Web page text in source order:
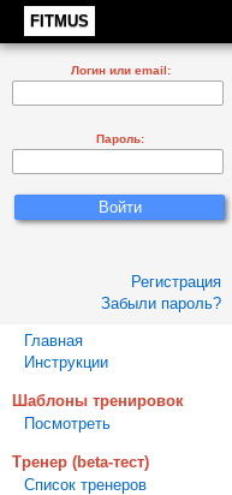
FITMUS
Логин или email:
Пароль:
Регистрация
Забыли пароль?
Главная
Инструкции
Шаблоны тренировок
Посмотреть
Тренер (beta-тест)
Список тренеров